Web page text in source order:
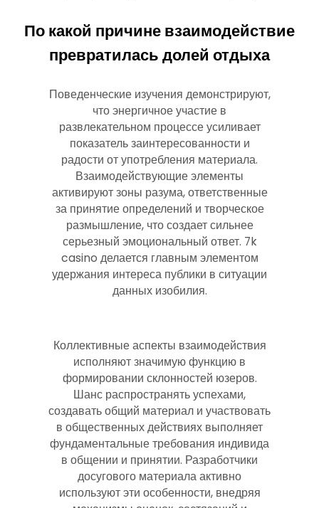
По какой причине взаимодействие
превратилась долей отдыха
Поведенческие изучения демонстрируют,
что энергичное участие в
развлекательном процессе усиливает
показатель заинтересованности и
радости от употребления материала.
Взаимодействующие элементы
активируют зоны разума, ответственные
за принятие определений и творческое
размышление, что создает сильнее
серьезный эмоциональный ответ. 7k
casino делается главным элементом
удержания интереса публики в ситуации
данных изобилия.
Коллективные аспекты взаимодействия
исполняют значимую функцию в
формировании склонностей юзеров.
Шанс распространять успехами,
создавать общий материал и участвовать
в общественных действиях выполняет
фундаментальные требования индивида
в общении и принятии. Разработчики
досугового материала активно
используют эти особенности, внедряя